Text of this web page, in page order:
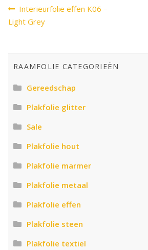
Bericht
navigatie
Vorig
bericht:
Interieurfolie effen K06 –
Light Grey
RAAMFOLIE CATEGORIEËN
Gereedschap
Plakfolie glitter
Sale
Plakfolie hout
Plakfolie marmer
Plakfolie metaal
Plakfolie effen
Plakfolie steen
Plakfolie textiel